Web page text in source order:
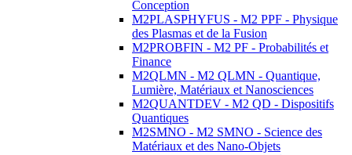
Conception
M2PLASPHYFUS - M2 PPF - Physique
des Plasmas et de la Fusion
M2PROBFIN - M2 PF - Probabilités et
Finance
M2QLMN - M2 QLMN - Quantique,
Lumière, Matériaux et Nanosciences
M2QUANTDEV - M2 QD - Dispositifs
Quantiques
M2SMNO - M2 SMNO - Science des
Matériaux et des Nano-Objets